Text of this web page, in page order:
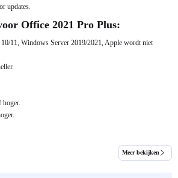
updates.
Office 2021 Pro Plus:
11, Windows Server 2019/2021, Apple wordt niet
Meer bekijken